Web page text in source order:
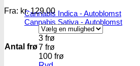
Cannabis Indica - Autoblomst
Cannabis Sativa - Autoblomst
Fra: kr.129.00
Antal frø
3 frø
7 frø
100 frø